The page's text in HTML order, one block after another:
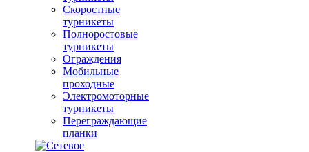
Скоростные
турникеты
Полноростовые
турникеты
Ограждения
Мобильные
проходные
Электромоторные
турникеты
Переграждающие
планки